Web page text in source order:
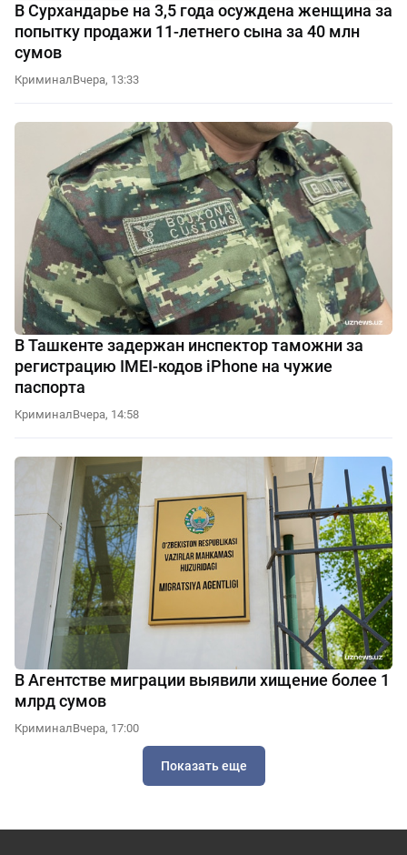
В Сурхандарье на 3,5 года осуждена женщина за
попытку продажи 11-летнего сына за 40 млн
сумов
КриминалВчера, 13:33
В Ташкенте задержан инспектор таможни за
регистрацию IMEI-кодов iPhone на чужие
паспорта
КриминалВчера, 14:58
В Агентстве миграции выявили хищение более 1
млрд сумов
КриминалВчера, 17:00
Показать еще